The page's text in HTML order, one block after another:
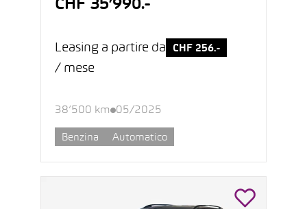
CHF 35’990.-
Leasing a partire da CHF 256.-
/ mese
38’500 km 05/2025
Benzina Automatico